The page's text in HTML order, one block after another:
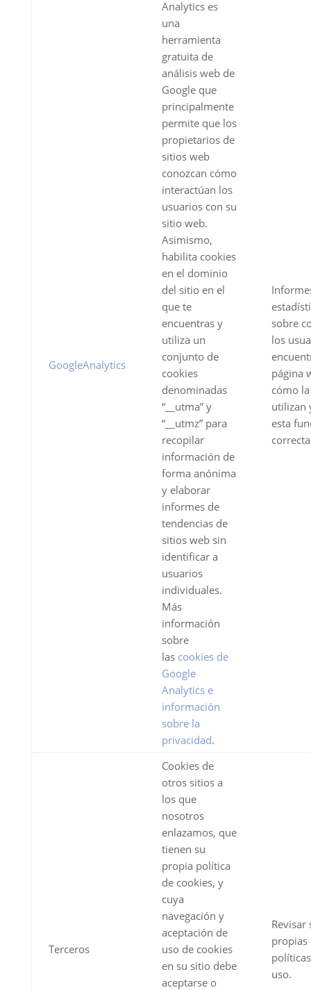
GoogleAnalytics
Analytics es
una
herramienta
gratuita de
análisis web de
Google que
principalmente
permite que los
propietarios de
sitios web
conozcan cómo
interactúan los
usuarios con su
sitio web.
Asimismo,
habilita cookies
en el dominio
del sitio en el
que te
encuentras y
utiliza un
conjunto de
cookies
denominadas
“__utma” y
“__utmz” para
recopilar
información de
forma anónima
y elaborar
informes de
tendencias de
sitios web sin
identificar a
usuarios
individuales.
Más
información
sobre
las cookies de
Google
Analytics e
información
sobre la
privacidad.
sobre
los
página
cómo la
utilizan
esta
Terceros
Cookies de
otros sitios a
los que
nosotros
enlazamos, que
tienen su
propia política
de cookies, y
cuya
navegación y
aceptación de
uso de cookies
en su sitio debe
aceptarse o
Revisar
propias
uso.